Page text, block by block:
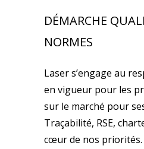
DÉMARCHE
NORMES
Laser s’engage au
en vigueur pour les
sur le marché pour
Traçabilité, RSE,
cœur de nos